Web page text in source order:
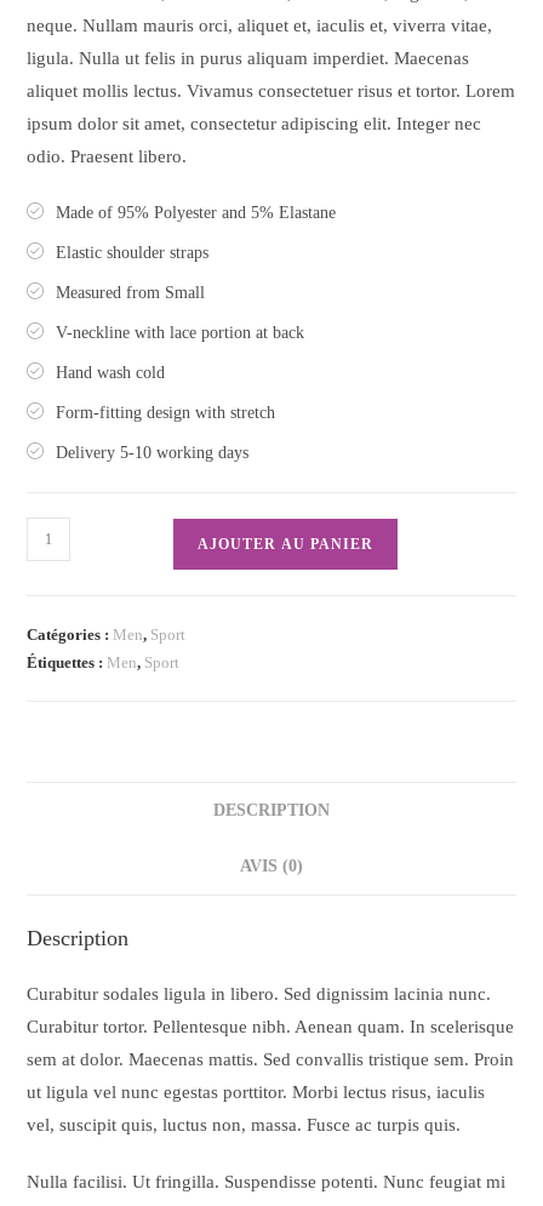
neque. Nullam mauris orci, aliquet et, iaculis et, viverra vitae,
ligula. Nulla ut felis in purus aliquam imperdiet. Maecenas
aliquet mollis lectus. Vivamus consectetuer risus et tortor. Lorem
ipsum dolor sit amet, consectetur adipiscing elit. Integer nec
odio. Praesent libero.
Made of 95% Polyester and 5% Elastane
Elastic shoulder straps
Measured from Small
V-neckline with lace portion at back
Hand wash cold
Form-fitting design with stretch
Delivery 5-10 working days
AJOUTER AU PANIER
Catégories : Men, Sport
Étiquettes : Men, Sport
DESCRIPTION
AVIS (0)
Description
Curabitur sodales ligula in libero. Sed dignissim lacinia nunc.
Curabitur tortor. Pellentesque nibh. Aenean quam. In scelerisque
sem at dolor. Maecenas mattis. Sed convallis tristique sem. Proin
ut ligula vel nunc egestas porttitor. Morbi lectus risus, iaculis
vel, suscipit quis, luctus non, massa. Fusce ac turpis quis.
Nulla facilisi. Ut fringilla. Suspendisse potenti. Nunc feugiat mi